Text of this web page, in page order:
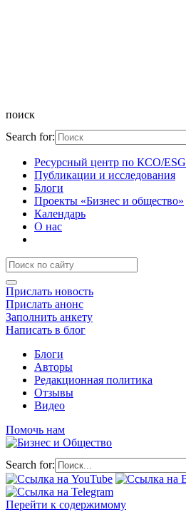
поиск
Search for:
Ресурсный центр по КСО/ESG
Публикации и исследования
Блоги
Проекты «Бизнес и общество»
Календарь
О нас
Прислать новость
Прислать анонс
Заполнить анкету
Написать в блог
Блоги
Авторы
Редакционная политика
Отзывы
Видео
Помочь нам
Search for:
Перейти к содержимому